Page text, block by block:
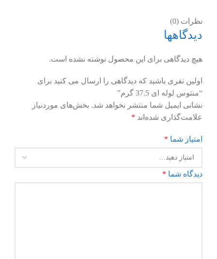
نظرات (0)
دیدگاهها
هیچ دیدگاهی برای این محصول نوشته نشده است.
اولین نفری باشید که دیدگاهی را ارسال می کنید برای
“منتوس لوله ای 37.5 گرم”
نشانی ایمیل شما منتشر نخواهد شد. بخش‌های موردنیاز
علامت‌گذاری شده‌اند *
امتیاز شما *
دیدگاه شما *